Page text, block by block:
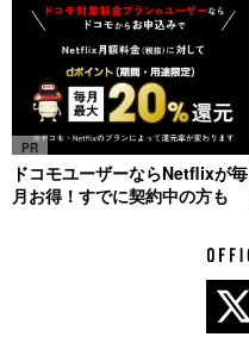
PR
ドコモユーザーならNetflixが毎
月お得！すでに契約中の方も